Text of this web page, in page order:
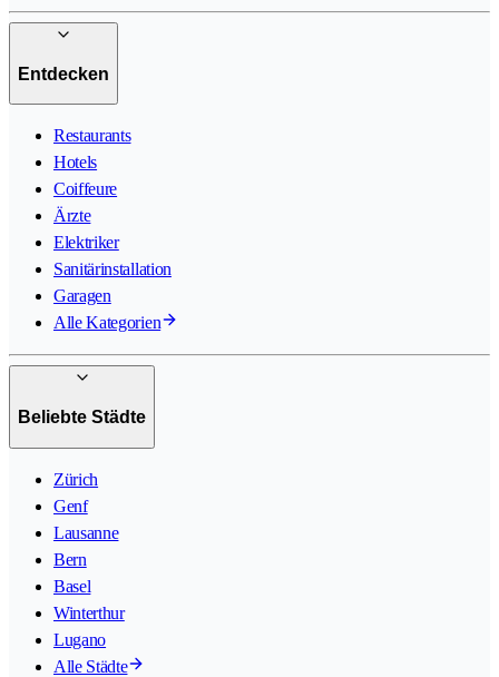
Entdecken
Restaurants
Hotels
Coiffeure
Ärzte
Elektriker
Sanitärinstallation
Garagen
Alle Kategorien
Beliebte Städte
Zürich
Genf
Lausanne
Bern
Basel
Winterthur
Lugano
Alle Städte